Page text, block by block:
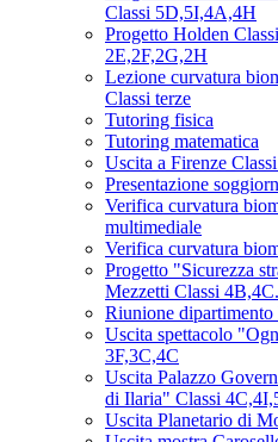
Classi 5D,5I,4A,4H
Progetto Holden
2E,2F,2G,2H
Lezione curvatura
Classi terze
Tutoring fisica
Tutoring matematica
Uscita a Firenze
Presentazione
Verifica curvatura
multimediale
Verifica curvatura
Progetto "Sicurezza
Mezzetti Classi
Riunione dipartimento
Uscita spettacolo
3F,3C,4C
Uscita Palazzo
di Ilaria" Classi
Uscita Planetario di